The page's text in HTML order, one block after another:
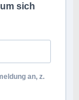
sich
an, z.